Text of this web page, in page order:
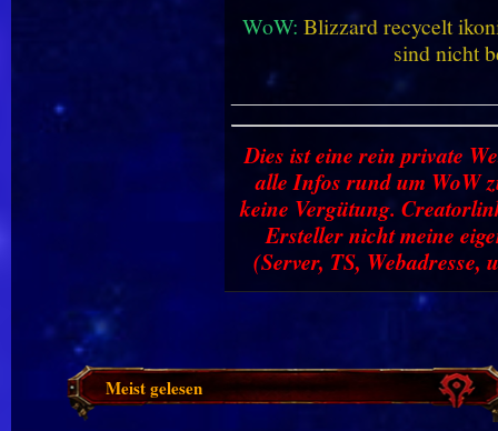
WoW: Blizzard recycelt
sind nicht
Dies ist eine rein private
alle Infos rund um WoW
keine Vergütung.
Ersteller nicht meine
(Server, TS, Webadresse,
Meist gelesen